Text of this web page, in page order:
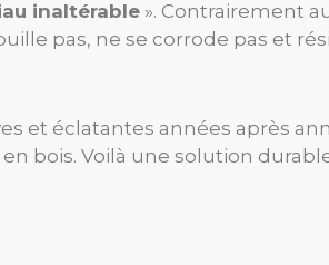
inaltérable ». Contrairement
pas, ne se corrode pas et
et éclatantes années après
bois. Voilà une solution